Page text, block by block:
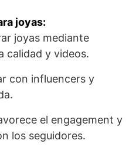
joyas:
joyas mediante
calidad y videos.
con influencers y
el engagement y
los seguidores.